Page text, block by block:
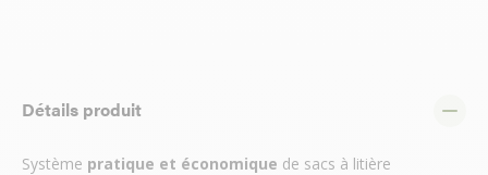
Détails produit
Système pratique et économique de sacs à litière